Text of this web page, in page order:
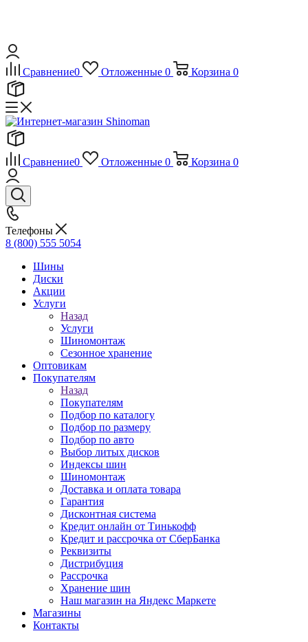
Сравнение0 Отложенные 0 Корзина 0
Сравнение0 Отложенные 0 Корзина 0
Телефоны
8 (800) 555 5054
Шины
Диски
Акции
Услуги
Назад
Услуги
Шиномонтаж
Сезонное хранение
Оптовикам
Покупателям
Назад
Покупателям
Подбор по каталогу
Подбор по размеру
Подбор по авто
Выбор литых дисков
Индексы шин
Шиномонтаж
Доставка и оплата товара
Гарантия
Дисконтная система
Кредит онлайн от Тинькофф
Кредит и рассрочка от СберБанка
Реквизиты
Дистрибуция
Рассрочка
Хранение шин
Наш магазин на Яндекс Маркете
Магазины
Контакты